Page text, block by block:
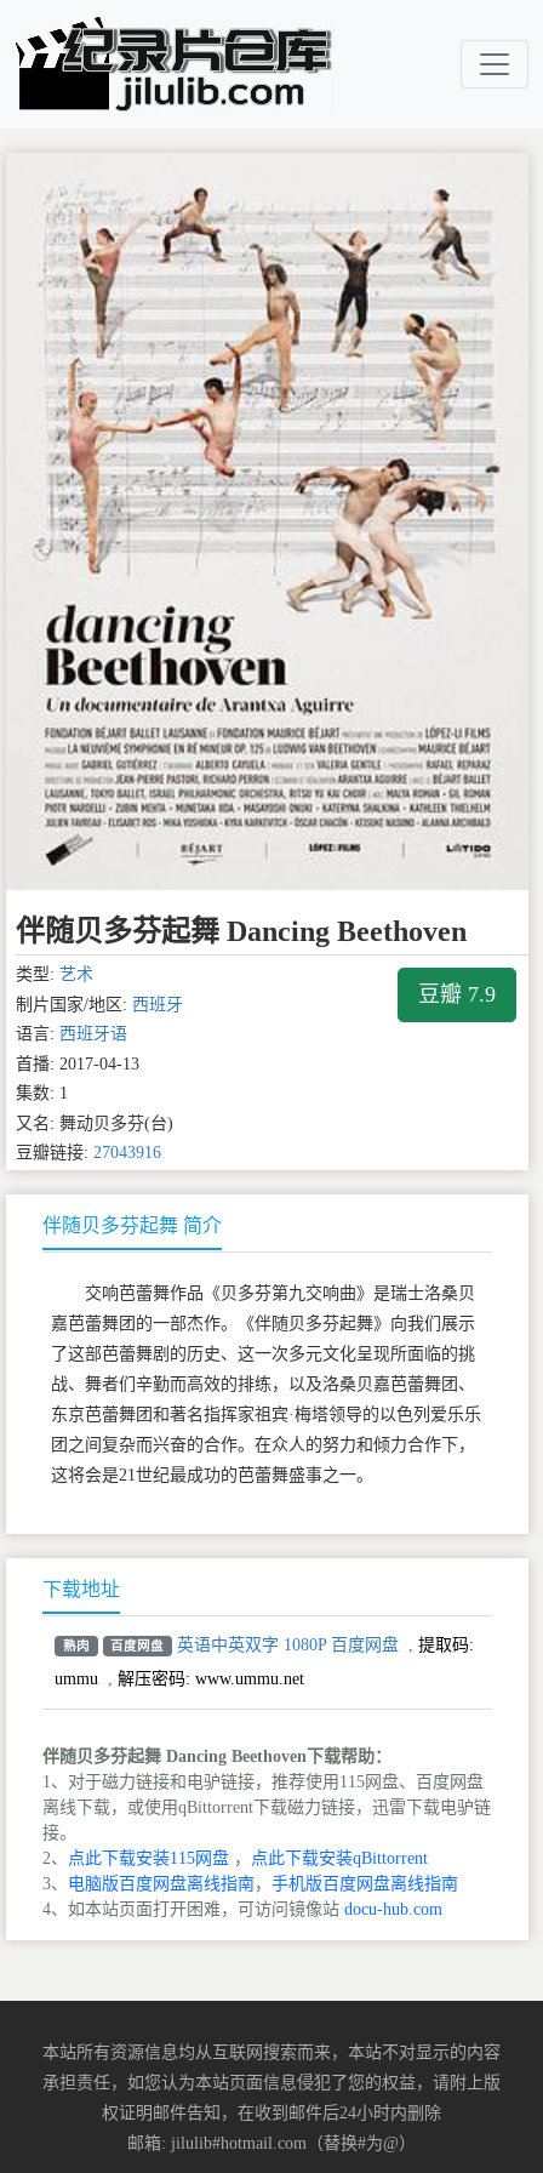
伴随贝多芬起舞 Dancing Beethoven
豆瓣 7.9
类型: 艺术
制片国家/地区: 西班牙
语言: 西班牙语
首播: 2017-04-13
集数: 1
又名: 舞动贝多芬(台)
豆瓣链接: 27043916
伴随贝多芬起舞 简介
交响芭蕾舞作品《贝多芬第九交响曲》是瑞士洛桑贝
嘉芭蕾舞团的一部杰作。《伴随贝多芬起舞》向我们展示
了这部芭蕾舞剧的历史、这一次多元文化呈现所面临的挑
战、舞者们辛勤而高效的排练，以及洛桑贝嘉芭蕾舞团、
东京芭蕾舞团和著名指挥家祖宾·梅塔领导的以色列爱乐乐
团之间复杂而兴奋的合作。在众人的努力和倾力合作下，
这将会是21世纪最成功的芭蕾舞盛事之一。
下载地址
熟肉 百度网盘 英语中英双字 1080P 百度网盘
提取码:
ummu
解压密码: www.ummu.net
伴随贝多芬起舞 Dancing Beethoven下载帮助：
1、对于磁力链接和电驴链接，推荐使用115网盘、百度网盘
离线下载，或使用qBittorrent下载磁力链接，迅雷下载电驴链
接。
2、
点此下载安装115网盘 ，
点此下载安装qBittorrent
3、 电脑版百度网盘离线指南， 手机版百度网盘离线指南
4、如本站页面打开困难，可访问镜像站 docu-hub.com
本站所有资源信息均从互联网搜索而来，本站不对显示的内容
承担责任，如您认为本站页面信息侵犯了您的权益，请附上版
权证明邮件告知，在收到邮件后24小时内删除
邮箱: jilulib#hotmail.com（替换#为@）